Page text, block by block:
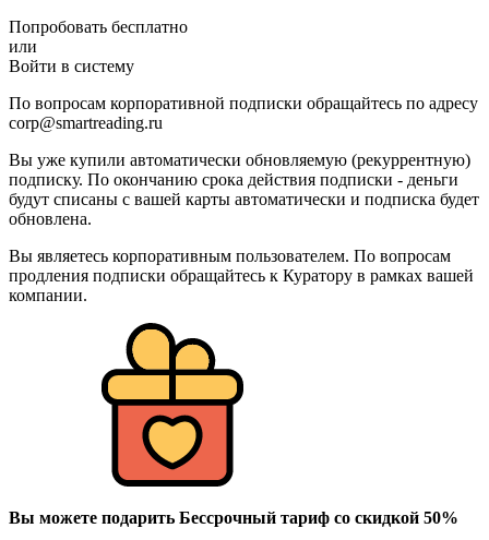
Попробовать бесплатно
или
Войти в систему
По вопросам корпоративной подписки обращайтесь по адресу
corp@smartreading.ru
Вы уже купили автоматически обновляемую (рекуррентную)
подписку. По окончанию срока действия подписки - деньги
будут списаны с вашей карты автоматически и подписка будет
обновлена.
Вы являетесь корпоративным пользователем. По вопросам
продления подписки обращайтесь к Куратору в рамках вашей
компании.
Вы можете подарить Бессрочный тариф со скидкой 50%